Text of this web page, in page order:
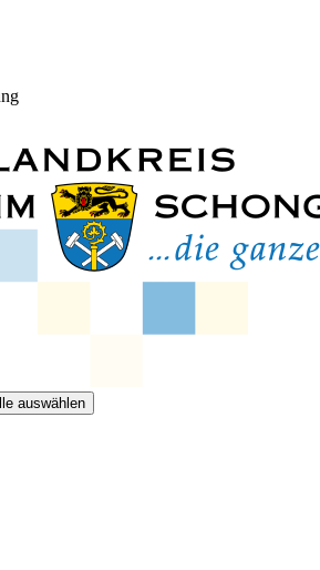
auswählen